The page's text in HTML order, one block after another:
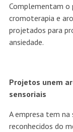
Complementam o
cromoterapia e
projetados para
ansiedade.
Projetos unem
sensoriais
A empresa tem
reconhecidos do